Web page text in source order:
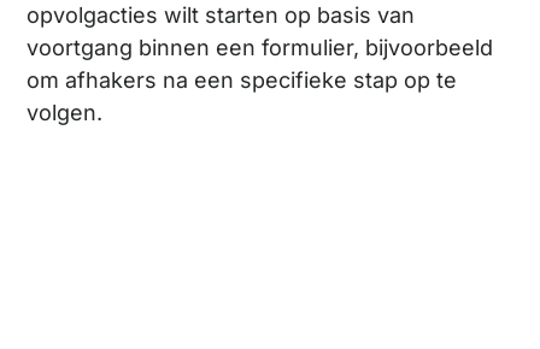
opvolgacties wilt starten op basis van
voortgang binnen een formulier, bijvoorbeeld
om afhakers na een specifieke stap op te
volgen.